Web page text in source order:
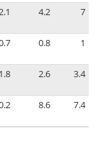
4.2 7
0.8 1
1.8 2.6 3.4
8.6 7.4